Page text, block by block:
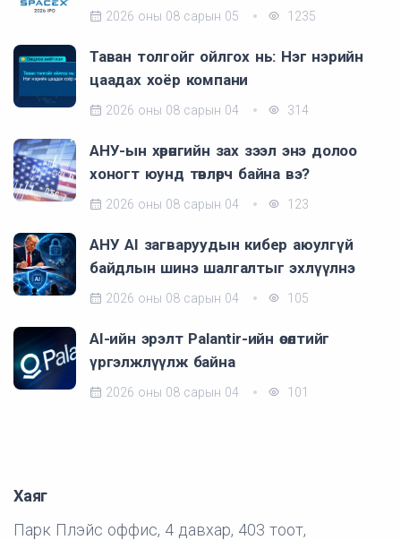
2026 оны 08 сарын 05 1235
Таван толгойг ойлгох нь: Нэг нэрийн
цаадах хоёр компани
2026 оны 08 сарын 04 314
АНУ-ын хөрөнгийн зах зээл энэ долоо
хоногт юунд төвлөрч байна вэ?
2026 оны 08 сарын 04 123
АНУ AI загваруудын кибер аюулгүй
байдлын шинэ шалгалтыг эхлүүлнэ
2026 оны 08 сарын 04 105
AI-ийн эрэлт Palantir-ийн өсөлтийг
үргэлжлүүлж байна
2026 оны 08 сарын 04 101
Хаяг
Парк Плэйс оффис, 4 давхар, 403 тоот,